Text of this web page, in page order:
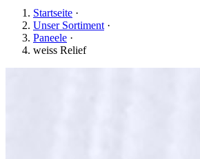
Startseite ·
Unser Sortiment ·
Paneele ·
weiss Relief